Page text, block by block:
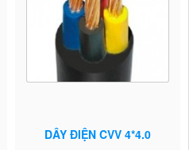
DÂY ĐIỆN CVV 4*4.0